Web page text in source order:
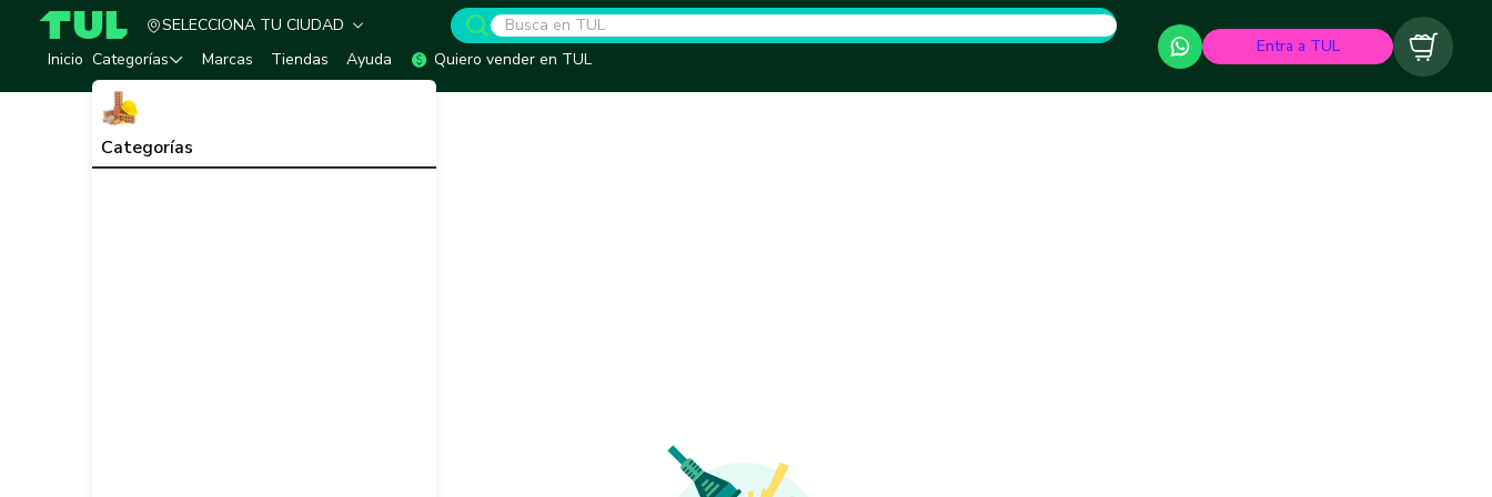
TUL - Tu Marketplace de Construcción
SELECCIONA TU CIUDAD
Inicio Categorías
Categorías
Marcas Tiendas Ayuda Quiero vender en TUL
Entra a TUL Carrito